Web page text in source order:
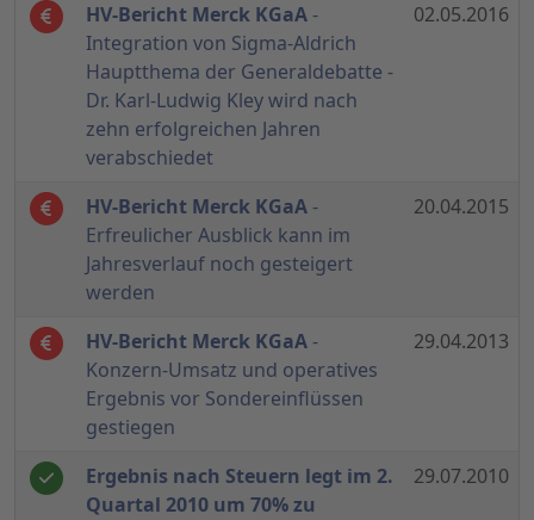
HV-Bericht Merck KGaA-
Integration von Sigma-Aldrich
Hauptthema der Generaldebatte -
Dr. Karl-Ludwig Kley wird nach
zehn erfolgreichen Jahren
verabschiedet
02.05.2016
HV-Bericht Merck KGaA -
Erfreulicher Ausblick kann im
Jahresverlauf noch gesteigert
werden
20.04.2015
HV-Bericht Merck KGaA-
Konzern-Umsatz und operatives
Ergebnis vor Sondereinflüssen
gestiegen
29.04.2013
Ergebnis nach Steuern legt im 2.
Quartal 2010 um 70% zu
29.07.2010